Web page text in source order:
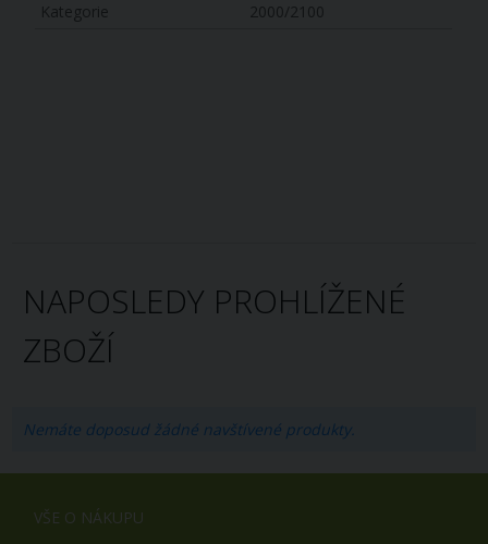
Kategorie
2000/2100
NAPOSLEDY PROHLÍŽENÉ
ZBOŽÍ
Nemáte doposud žádné navštívené produkty.
VŠE O NÁKUPU